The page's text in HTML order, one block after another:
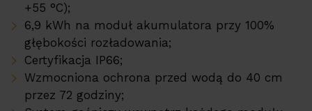
+55 °C);
6,9 kWh na moduł akumulatora przy 100%
głębokości rozładowania;
Certyfikacja IP66;
Wzmocniona ochrona przed wodą do 40 cm
przez 72 godziny;